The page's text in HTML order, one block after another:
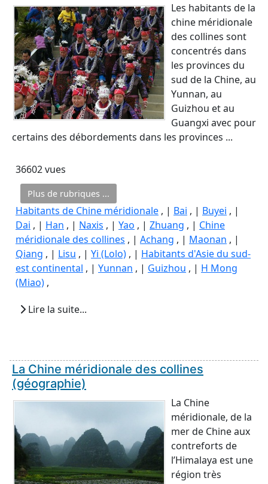
Les habitants de la
chine méridionale
des collines sont
concentrés dans
les provinces du
sud de la Chine, au
Yunnan, au
Guizhou et au
Guangxi avec pour
certains des débordements dans les provinces ...
36602 vues
Plus de rubriques ...
Habitants de Chine méridionale , | Bai , | Buyei , |
Dai , | Han , | Naxis , | Yao , | Zhuang , | Chine
méridionale des collines , | Achang , | Maonan , |
Qiang , | Lisu , | Yi (Lolo) , | Habitants d'Asie du sud-
est continental , | Yunnan , | Guizhou , | H Mong
(Miao) ,
Lire la suite...
La Chine méridionale des collines
(géographie)
La Chine
méridionale, de la
mer de Chine aux
contreforts de
l’Himalaya est une
région très